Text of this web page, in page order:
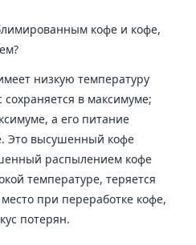
кофе и кофе,
низкую температуру
в максимуме;
а его питание
Это высушенный кофе
распылением кофе
температуре, теряется
при переработке кофе,
потерян.